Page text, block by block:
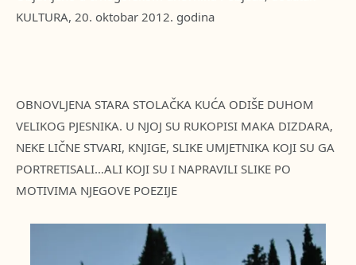
KULTURA, 20. oktobar 2012. godina
OBNOVLJENA STARA STOLAČKA KUĆA ODIŠE DUHOM
VELIKOG PJESNIKA. U NJOJ SU RUKOPISI MAKA DIZDARA,
NEKE LIČNE STVARI, KNJIGE, SLIKE UMJETNIKA KOJI SU GA
PORTRETISALI…ALI KOJI SU I NAPRAVILI SLIKE PO
MOTIVIMA NJEGOVE POEZIJE